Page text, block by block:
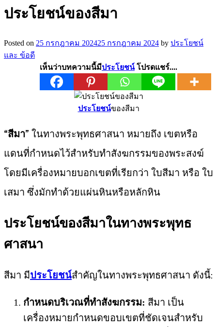
ประโยชน์ของสีมา
Posted on 25 กรกฎาคม 202425 กรกฎาคม 2024 by ประโยชน์
และ ข้อดี
เห็นว่าบทความนี้มีประโยชน์โปรดแชร์....
ประโยชน์ของสีมา
“สีมา” ในทางพระพุทธศาสนา หมายถึง เขตหรือ
แดนที่กำหนดไว้สำหรับทำสังฆกรรมของพระสงฆ์
โดยมีเครื่องหมายบอกเขตที่เรียกว่า ใบสีมา หรือ ใบ
เสมา ซึ่งมักทำด้วยแผ่นหินหรือหลักหิน
ประโยชน์ของสีมาในทางพระพุทธ
ศาสนา
สีมา มีประโยชน์สำคัญในทางพระพุทธศาสนา ดังนี้:
กำหนดบริเวณที่ทำสังฆกรรม: สีมา เป็น
เครื่องหมายกำหนดขอบเขตที่ชัดเจนสำหรับ